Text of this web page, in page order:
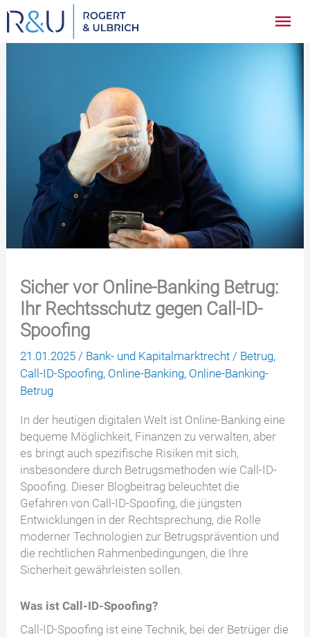
Zum
Inhalt
springen
Sicher vor Online-Banking Betrug:
Ihr Rechtsschutz gegen Call-ID-
Spoofing
21.01.2025 / Bank- und Kapitalmarktrecht / Betrug,
Call-ID-Spoofing, Online-Banking, Online-Banking-
Betrug
In der heutigen digitalen Welt ist Online-Banking eine
bequeme Möglichkeit, Finanzen zu verwalten, aber
es bringt auch spezifische Risiken mit sich,
insbesondere durch Betrugsmethoden wie Call-ID-
Spoofing. Dieser Blogbeitrag beleuchtet die
Gefahren von Call-ID-Spoofing, die jüngsten
Entwicklungen in der Rechtsprechung, die Rolle
moderner Technologien zur Betrugsprävention und
die rechtlichen Rahmenbedingungen, die Ihre
Sicherheit gewährleisten sollen.
Was ist Call-ID-Spoofing?
Call-ID-Spoofing ist eine Technik, bei der Betrüger die